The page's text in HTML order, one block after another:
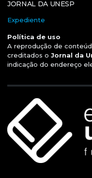
JORNAL DA UNESP
Expediente
Política de uso
A reprodução de
creditados o Jornal da
indicação do endereço